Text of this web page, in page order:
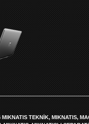
TEKNIK, MIKNATIS,